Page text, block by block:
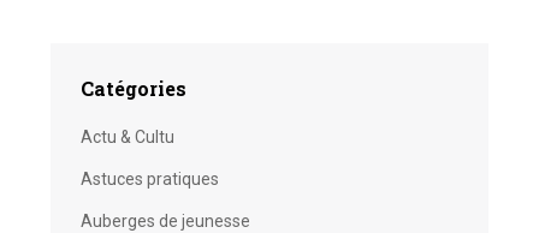
Catégories
Actu & Cultu
Astuces pratiques
Auberges de jeunesse